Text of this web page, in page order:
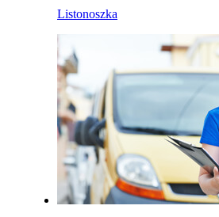
Listonoszka